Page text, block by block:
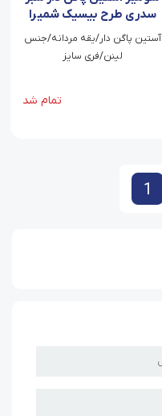
سدری طرح بیسیک شمیرا
آستین پاگن دار/یقه مردانه/جنس
لینن/فری سایز
تمام شد
1